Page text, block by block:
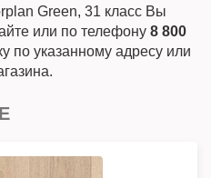
Green, 31 класс Вы
или по телефону 8 800
по указанному адресу или